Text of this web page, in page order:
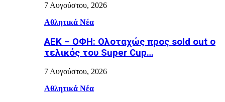
7 Αυγούστου, 2026
Αθλητικά Νέα
ΑΕΚ – ΟΦΗ: Ολοταχώς προς sold out ο
τελικός του Super Cup…
7 Αυγούστου, 2026
Αθλητικά Νέα